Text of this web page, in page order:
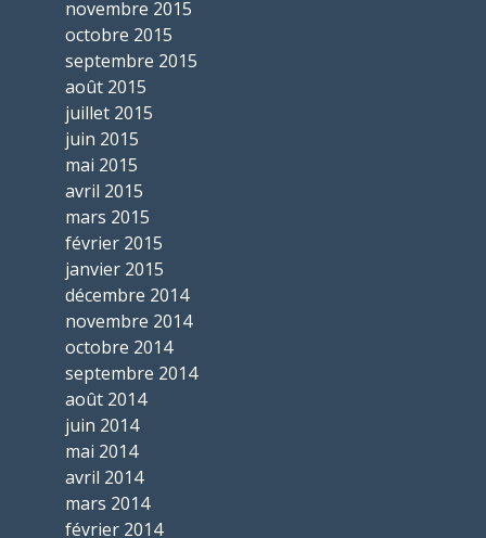
novembre 2015
octobre 2015
septembre 2015
août 2015
juillet 2015
juin 2015
mai 2015
avril 2015
mars 2015
février 2015
janvier 2015
décembre 2014
novembre 2014
octobre 2014
septembre 2014
août 2014
juin 2014
mai 2014
avril 2014
mars 2014
février 2014